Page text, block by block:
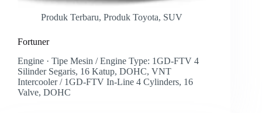
Produk Terbaru, Produk Toyota, SUV
Fortuner
Engine · Tipe Mesin / Engine Type: 1GD-FTV 4
Silinder Segaris, 16 Katup, DOHC, VNT
Intercooler / 1GD-FTV In-Line 4 Cylinders, 16
Valve, DOHC